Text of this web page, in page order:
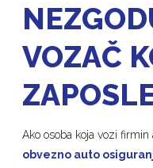
VOZAČ
Ako osoba koja vozi
obvezno auto